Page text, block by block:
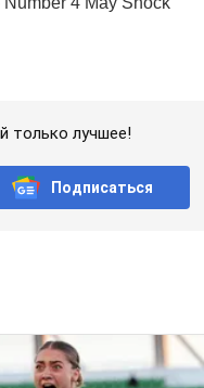
только лучшее!
Подписаться